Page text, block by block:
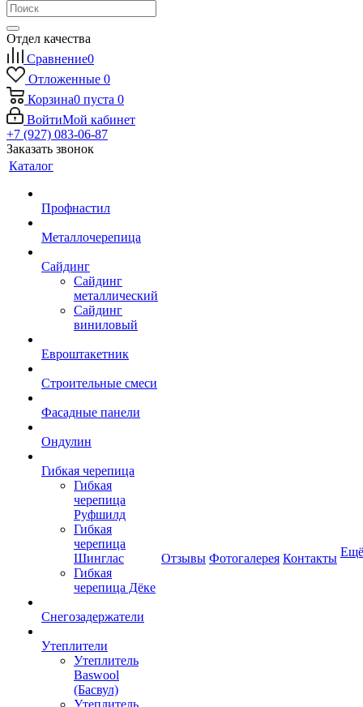
Отдел качества
Сравнение0
Отложенные 0
Корзина0 пуста 0
ВойтиМой кабинет
+7 (927) 083-06-87
Заказать звонок
Каталог
Профнастил
Металлочерепица
Сайдинг
Сайдинг
металлический
Сайдинг
виниловый
Евроштакетник
Строительные смеси
Фасадные панели
Ондулин
Гибкая черепица
Гибкая
черепица
Руфшилд
Гибкая
черепица
Шинглас
Гибкая
черепица Дёке
Снегозадержатели
Утеплители
Утеплитель
Baswool
(Басвул)
Утеплитель
Отзывы Фотогалерея Контакты Ещё